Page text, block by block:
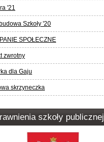
'21
Szkoły '20
SPOŁECZNE
zwrotny
dla Gaju
skrzyneczka
szkoły publicznej